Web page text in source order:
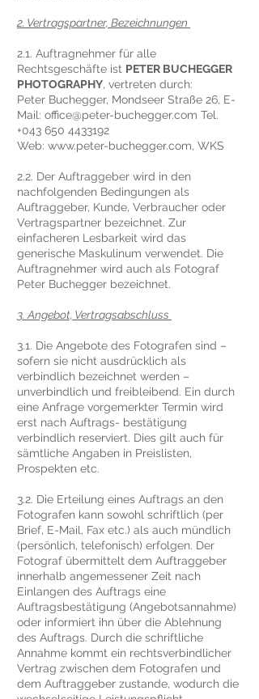
2. Vertragspartner, Bezeichnungen
2.1. Auftragnehmer für alle
Rechtsgeschäfte ist PETER BUCHEGGER
PHOTOGRAPHY, vertreten durch:
Peter Buchegger, Mondseer Straße 26, E-
Mail: office@peter-buchegger.com Tel.
+043 650 4433192
Web: www.peter-buchegger.com, WKS
2.2. Der Auftraggeber wird in den
nachfolgenden Bedingungen als
Auftraggeber, Kunde, Verbraucher oder
Vertragspartner bezeichnet. Zur
einfacheren Lesbarkeit wird das
generische Maskulinum verwendet. Die
Auftragnehmer wird auch als Fotograf
Peter Buchegger bezeichnet.
3. Angebot, Vertragsabschluss
3.1. Die Angebote des Fotografen sind –
sofern sie nicht ausdrücklich als
verbindlich bezeichnet werden –
unverbindlich und freibleibend. Ein durch
eine Anfrage vorgemerkter Termin wird
erst nach Auftrags- bestätigung
verbindlich reserviert. Dies gilt auch für
sämtliche Angaben in Preislisten,
Prospekten etc.
3.2. Die Erteilung eines Auftrags an den
Fotografen kann sowohl schriftlich (per
Brief, E-Mail, Fax etc.) als auch mündlich
(persönlich, telefonisch) erfolgen. Der
Fotograf übermittelt dem Auftraggeber
innerhalb angemessener Zeit nach
Einlangen des Auftrags eine
Auftragsbestätigung (Angebotsannahme)
oder informiert ihn über die Ablehnung
des Auftrags. Durch die schriftliche
Annahme kommt ein rechtsverbindlicher
Vertrag zwischen dem Fotografen und
dem Auftraggeber zustande, wodurch die